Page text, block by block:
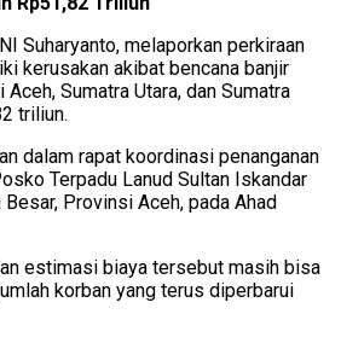
Suharyanto, melaporkan perkiraan
kerusakan akibat bencana banjir
Sumatra Utara, dan Sumatra
triliun.
dalam rapat koordinasi penanganan
Terpadu Lanud Sultan Iskandar
Provinsi Aceh, pada Ahad
estimasi biaya tersebut masih bisa
korban yang terus diperbarui